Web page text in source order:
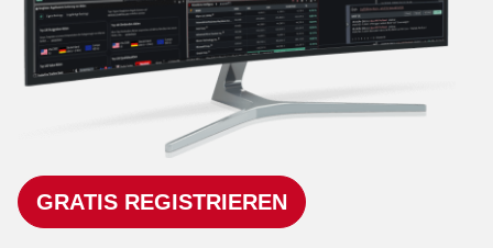
GRATIS REGISTRIEREN